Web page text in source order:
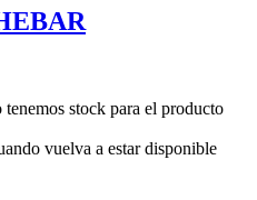
stock para el producto
vuelva a estar disponible